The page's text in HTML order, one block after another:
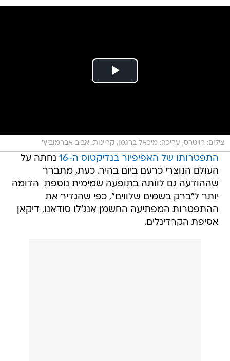
צילום: רויטרס, עריכה: מיכאל ברגמן, קריינות: אביב אברמוביץ'
התפטרותו של האפיפיור בנדיקטוס ה-16
נחתה על
העולם הנוצרי כרעם ביום בהיר. כעת, מתברר
שההודעה גם לוותה בתופעה שמימית נוספת  הדומה
יותר ל"ברק בשמים שלווים", כפי שהגדיר את
ההתפטרות המפתיעה החשמן אנג'לו סודאנו, דיקאן
אסיפת הקרדינלים.